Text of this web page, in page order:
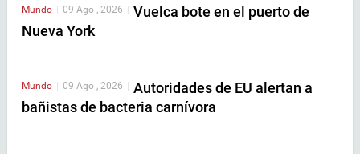
Mundo 09 Ago , 2026
Vuelca bote en el puerto de
Nueva York
Mundo | 09 Ago , 2026 | Autoridades de EU alertan a
bañistas de bacteria carnívora